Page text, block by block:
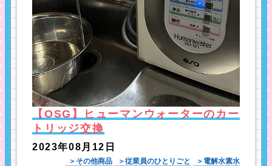
【OSG】ヒューマンウォーターのカー
トリッジ交換
2023年08月12日
その他商品 従業員のひとりごと 電解水素水